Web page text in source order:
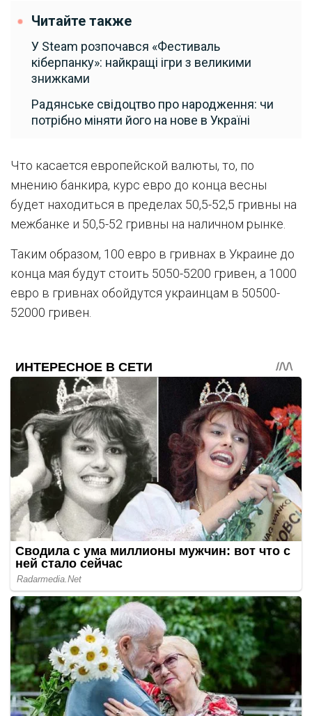
Читайте также
У Steam розпочався «Фестиваль
кіберпанку»: найкращі ігри з великими
знижками
Радянське свідоцтво про народження: чи
потрібно міняти його на нове в Україні
Что касается европейской валюты, то, по
мнению банкира, курс евро до конца весны
будет находиться в пределах 50,5-52,5 гривны на
межбанке и 50,5-52 гривны на наличном рынке.
Таким образом, 100 евро в гривнах в Украине до
конца мая будут стоить 5050-5200 гривен, а 1000
евро в гривнах обойдутся украинцам в 50500-
52000 гривен.